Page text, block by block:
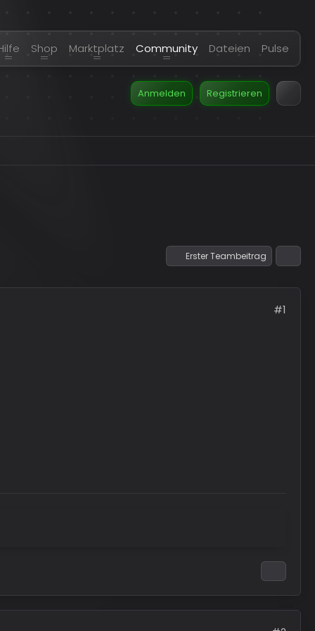
Shop Marktplatz Community Dateien Pulse
Anmelden Registrieren
Erster Teambeitrag
#1